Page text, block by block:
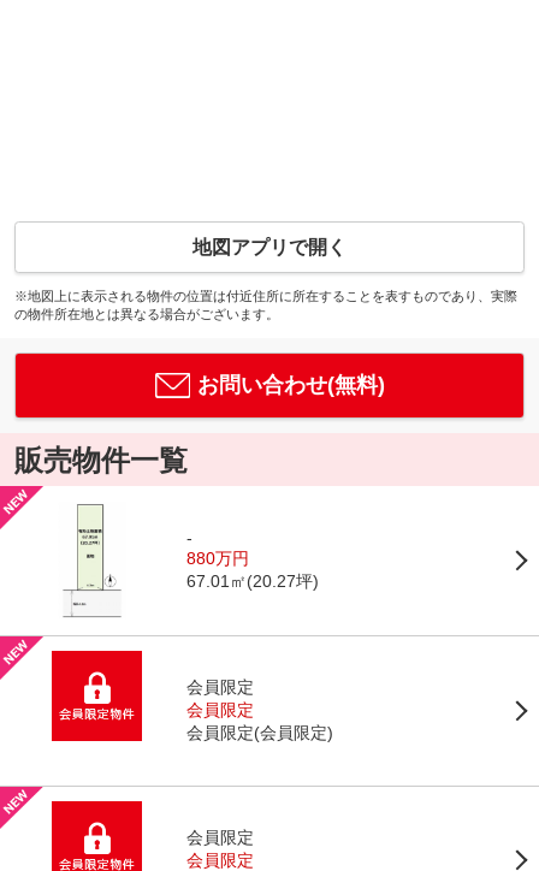
地図アプリで開く
※地図上に表示される物件の位置は付近住所に所在することを表すものであり、実際
の物件所在地とは異なる場合がございます。
お問い合わせ(無料)
販売物件一覧
-
880万円
67.01㎡(20.27坪)
会員限定
会員限定
会員限定(会員限定)
会員限定
会員限定